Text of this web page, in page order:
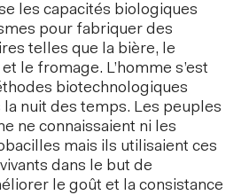
les capacités biologiques
pour fabriquer des
telles que la bière, le
le fromage. L’homme s’est
biotechnologiques
nuit des temps. Les peuples
ne connaissaient ni les
mais ils utilisaient ces
dans le but de
le goût et la consistance